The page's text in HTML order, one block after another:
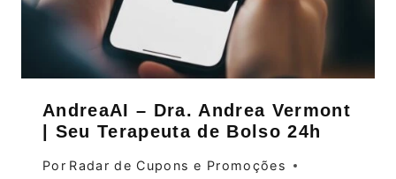
AndreaAI – Dra. Andrea Vermont
| Seu Terapeuta de Bolso 24h
Por Radar de Cupons e Promoções